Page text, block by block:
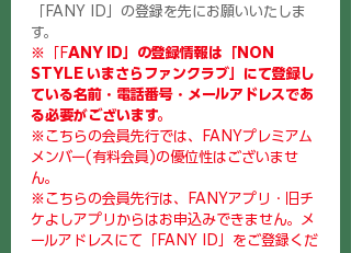
「FANY ID」の登録を先にお願いいたしま
す。
※「FANY ID」の登録情報は「NON
STYLE いまさらファンクラブ」にて登録し
ている名前・電話番号・メールアドレスであ
る必要がございます。
※こちらの会員先行では、FANYプレミアム
メンバー(有料会員)の優位性はございませ
ん。
※こちらの会員先行は、FANYアプリ・旧チ
ケよしアプリからはお申込みできません。メ
ールアドレスにて「FANY ID」をご登録くだ